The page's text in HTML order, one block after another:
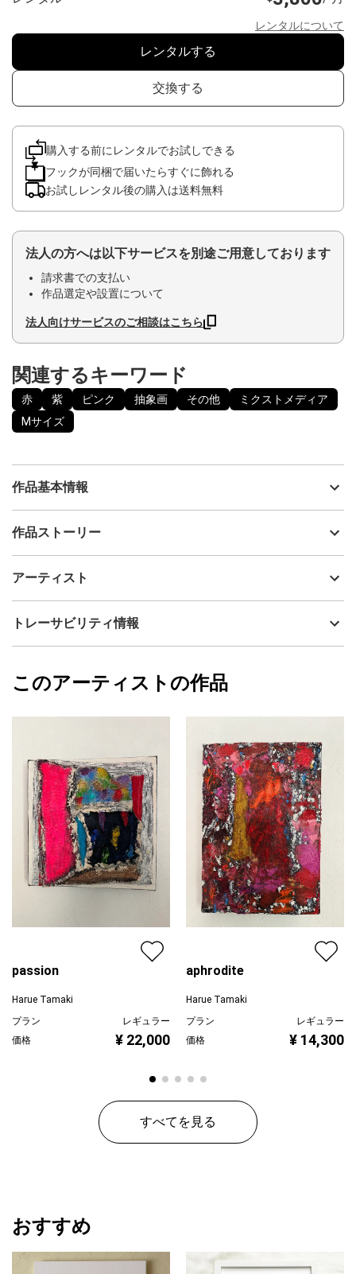
レンタルについて
レンタルする
交換する
購入する前にレンタルでお試しできる
フックが同梱で届いたらすぐに飾れる
お試しレンタル後の購入は送料無料
法人の方へは以下サービスを別途ご用意しております
請求書での支払い
作品選定や設置について
法人向けサービスのご相談はこちら
関連するキーワード
赤 紫 ピンク 抽象画 その他
ミクストメディア
Mサイズ
作品基本情報
出品者
制作年
ミクストメディア
カラー
赤
配送目安
一週間以内
作品ストーリー
は、タイトルに拘らず観たままを感じていただけましたら幸いで
アーティスト
Harue Tamaki
フォローする
トレーサビリティ情報
Harue Tamaki
このアーティストの作品
passion
Harue Tamaki
プラン
レギュラー
価格
¥ 22,000
aphrodite
Harue Tamaki
プラン
レギュラー
価格
¥ 14,300
すべてを見る
おすすめ